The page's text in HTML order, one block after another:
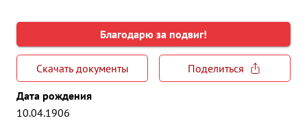
Благодарю за подвиг!
Скачать документы
Поделиться
Дата рождения
10.04.1906